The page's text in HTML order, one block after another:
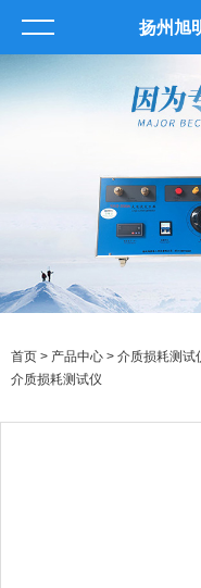
扬州旭
首页 > 产品中心 > 介质损耗测试
介质损耗测试仪